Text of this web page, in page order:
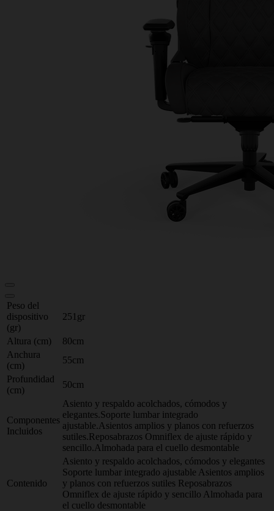
Peso del
dispositivo
(gr)
251gr
Altura (cm)
80cm
Anchura
(cm)
55cm
Profundidad
(cm)
50cm
Componentes
Incluidos
Asiento y respaldo acolchados, cómodos y
elegantes.Soporte lumbar integrado
ajustable.Asientos amplios y planos con refuerzos
sutiles.Reposabrazos Omniflex de ajuste rápido y
sencillo.Almohada para el cuello desmontable
Contenido
Asiento y respaldo acolchados, cómodos y elegantes
Soporte lumbar integrado ajustable Asientos amplios
y planos con refuerzos sutiles Reposabrazos
Omniflex de ajuste rápido y sencillo Almohada para
el cuello desmontable